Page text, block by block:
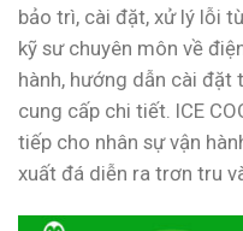
bảo trì, cài đặt, xử lý lỗi
kỹ sư chuyên môn về
hành, hướng dẫn cài
cung cấp chi tiết. ICE
tiếp cho nhân sự vận
xuất đá diễn ra trơn tru